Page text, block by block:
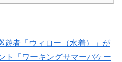
遊者「ウィロー（水着）」が
ト「ワーキングサマーバケー